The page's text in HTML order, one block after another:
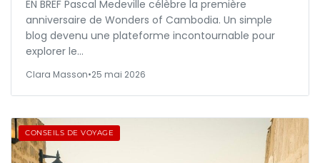
EN BREF Pascal Medeville célèbre la première
anniversaire de Wonders of Cambodia. Un simple
blog devenu une plateforme incontournable pour
explorer le…
Clara Masson•25 mai 2026
CONSEILS DE VOYAGE